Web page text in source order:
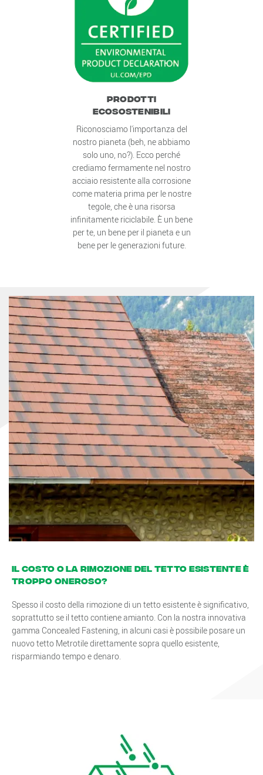
PRODOTTI
ECOSOSTENIBILI
Riconosciamo l'importanza del
nostro pianeta (beh, ne abbiamo
solo uno, no?). Ecco perché
crediamo fermamente nel nostro
acciaio resistente alla corrosione
come materia prima per le nostre
tegole, che è una risorsa
infinitamente riciclabile. È un bene
per te, un bene per il pianeta e un
bene per le generazioni future.
Il costo o la rimozione del tetto esistente è
troppo oneroso?
Spesso il costo della rimozione di un tetto esistente è significativo,
soprattutto se il tetto contiene amianto. Con la nostra innovativa
gamma Concealed Fastening, in alcuni casi è possibile posare un
nuovo tetto Metrotile direttamente sopra quello esistente,
risparmiando tempo e denaro.